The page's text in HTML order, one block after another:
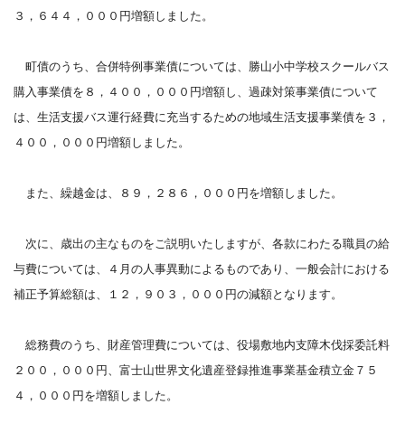
３，６４４，０００円増額しました。
町債のうち、合併特例事業債については、勝山小中学校スクールバス
購入事業債を８，４００，０００円増額し、過疎対策事業債について
は、生活支援バス運行経費に充当するための地域生活支援事業債を３，
４００，０００円増額しました。
また、繰越金は、８９，２８６，０００円を増額しました。
次に、歳出の主なものをご説明いたしますが、各款にわたる職員の給
与費については、４月の人事異動によるものであり、一般会計における
補正予算総額は、１２，９０３，０００円の減額となります。
総務費のうち、財産管理費については、役場敷地内支障木伐採委託料
２００，０００円、富士山世界文化遺産登録推進事業基金積立金７５
４，０００円を増額しました。